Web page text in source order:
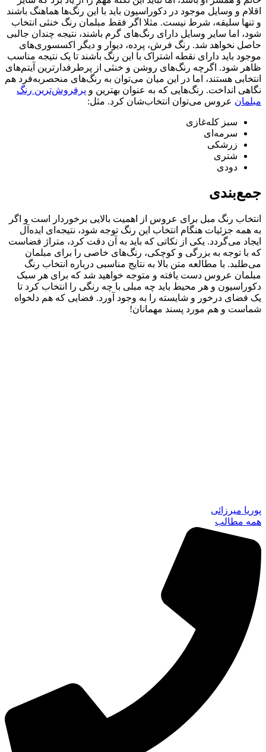
اقلام و وسایل موجود در دکوراسیون باید با این رنگ‌ها هماهنگ باشند
و تنها سلیقه، شرط نیست. مثلا اگر فقط مبلمان رنگ خنثی انتخاب
شود، اما سایر وسایل دارای رنگ‌های گرم باشند، نتیجه چندان جالبی
حاصل نخواهد شد. رنگ فرش، پرده، دیوار و دیگر اکسسوری‌های
موجود باید دارای نقطه اشتراک با این رنگ باشند تا یک نتیجه مناسب
ظاهر شود. اگر‌چه رنگ‌های روشن و خنثی از پر‌طرفدارترین آیتم‌های
انتخابی هستند، اما در این میان می‌توان به رنگ‌های منحصر‌به‌فرد هم
نگاهی انداخت. رنگ‌هایی که به عنوان بهترین و پرفروش‌ترین رنگ
مبلمان عروس می‌توان انتخاب‌شان کرد. مثل:
سبز کله‌غازی
سرمه‌ای
زرشکی
شتری
دودی
جمع‌بندی
انتخاب رنگ مبل برای عروس از اهمیت بالایی برخوردار است و اگر
به همه جزئیات هنگام انتخاب این رنگ توجه شود، نتیجه‌ای ایده‌آل
ایجاد می‌گردد. یکی از نکاتی که باید به آن دقت کرد، متراژ فضاست
که با توجه به بزرگی و کوچکی، رنگ‌های خاصی را برای مبلمان
می‌طلبد. با مطالعه متن بالا به نتایج مناسبی درباره انتخاب رنگ
مبلمان عروس دست یافته و متوجه خواهید شد که برای هر سبک
دکوراسیون و هر محیط باید چه مبلی با چه رنگی را انتخاب کرد تا
یک فضای درخور و شایسته را به وجود آورد. فضایی که هم دلخواه
شماست و هم مورد پسند مهمانان!
پوریا میرزائی
همه مطالب